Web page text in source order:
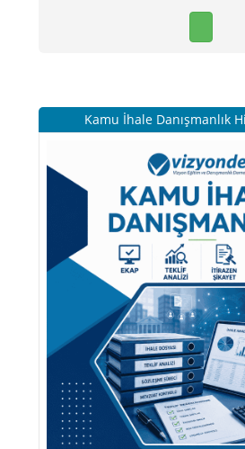
Kamu İhale Danışmanlık